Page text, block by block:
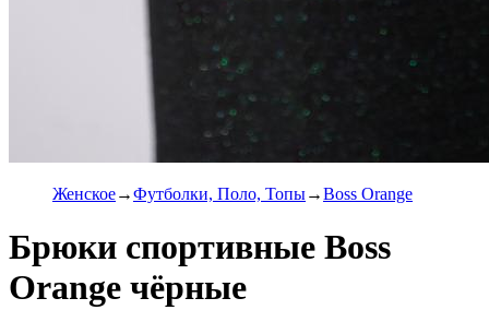
Женское Футболки, Поло, Топы Boss Orange
Брюки спортивные Boss
Orange чёрные